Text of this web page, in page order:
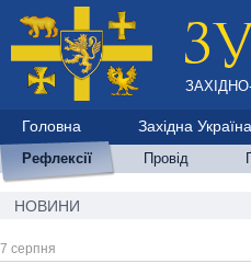
Головна Західна Україна
Рефлексії Провід
НОВИНИ
7 серпня